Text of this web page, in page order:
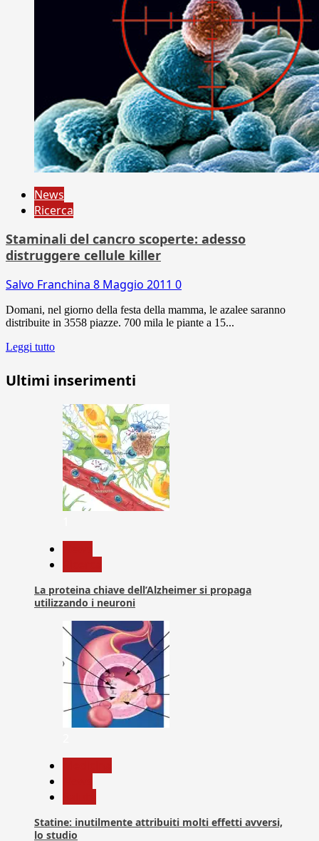
News
Ricerca
Staminali del cancro scoperte: adesso
distruggere cellule killer
Salvo Franchina 8 Maggio 2011 0
Domani, nel giorno della festa della mamma, le azalee saranno
distribuite in 3558 piazze. 700 mila le piante a 15...
Leggi tutto
Ultimi inserimenti
La proteina chiave dell’Alzheimer si propaga
utilizzando i neuroni
Statine: inutilmente attribuiti molti effetti avversi,
lo studio